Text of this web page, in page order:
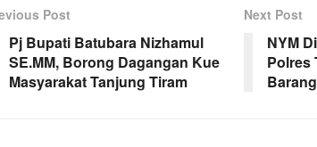
Post
Pj Bupati Batubara Nizhamul
SE.MM, Borong Dagangan Kue
Masyarakat Tanjung Tiram
Next Post
NYM
Polres